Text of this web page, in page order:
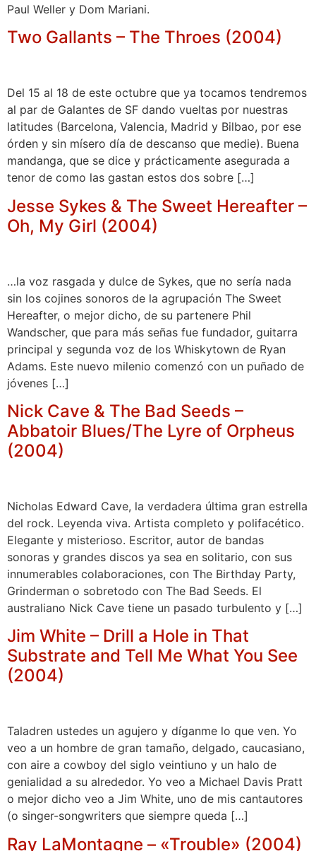
Paul Weller y Dom Mariani.
Two Gallants – The Throes (2004)
Del 15 al 18 de este octubre que ya tocamos tendremos
al par de Galantes de SF dando vueltas por nuestras
latitudes (Barcelona, Valencia, Madrid y Bilbao, por ese
órden y sin mísero día de descanso que medie). Buena
mandanga, que se dice y prácticamente asegurada a
tenor de como las gastan estos dos sobre […]
Jesse Sykes & The Sweet Hereafter –
Oh, My Girl (2004)
…la voz rasgada y dulce de Sykes, que no sería nada
sin los cojines sonoros de la agrupación The Sweet
Hereafter, o mejor dicho, de su partenere Phil
Wandscher, que para más señas fue fundador, guitarra
principal y segunda voz de los Whiskytown de Ryan
Adams. Este nuevo milenio comenzó con un puñado de
jóvenes […]
Nick Cave & The Bad Seeds –
Abbatoir Blues/The Lyre of Orpheus
(2004)
Nicholas Edward Cave, la verdadera última gran estrella
del rock. Leyenda viva. Artista completo y polifacético.
Elegante y misterioso. Escritor, autor de bandas
sonoras y grandes discos ya sea en solitario, con sus
innumerables colaboraciones, con The Birthday Party,
Grinderman o sobretodo con The Bad Seeds. El
australiano Nick Cave tiene un pasado turbulento y […]
Jim White – Drill a Hole in That
Substrate and Tell Me What You See
(2004)
Taladren ustedes un agujero y díganme lo que ven. Yo
veo a un hombre de gran tamaño, delgado, caucasiano,
con aire a cowboy del siglo veintiuno y un halo de
genialidad a su alrededor. Yo veo a Michael Davis Pratt
o mejor dicho veo a Jim White, uno de mis cantautores
(o singer-songwriters que siempre queda […]
Ray LaMontagne – «Trouble» (2004)